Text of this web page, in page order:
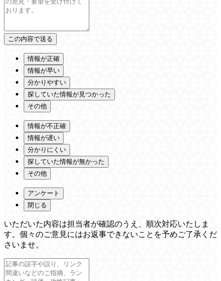
情報が正確
情報が早い
分かりやすい
探していた情報が見つかった
その他
情報が不正確
情報が遅い
分かりにくい
探していた情報が無かった
その他
アンケート
閉じる
いただいた内容は担当者が確認のうえ、順次対応いたしま
す。個々のご意見にはお返事できないことを予めご了承くだ
さいませ。